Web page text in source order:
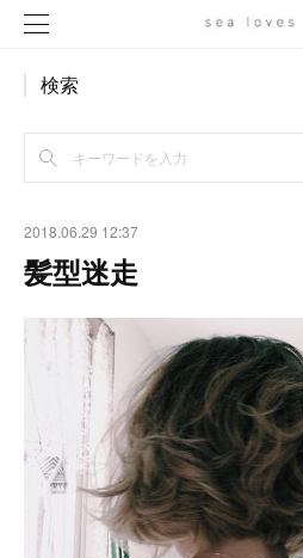
検索
2018.06.29 12:37
髪型迷走